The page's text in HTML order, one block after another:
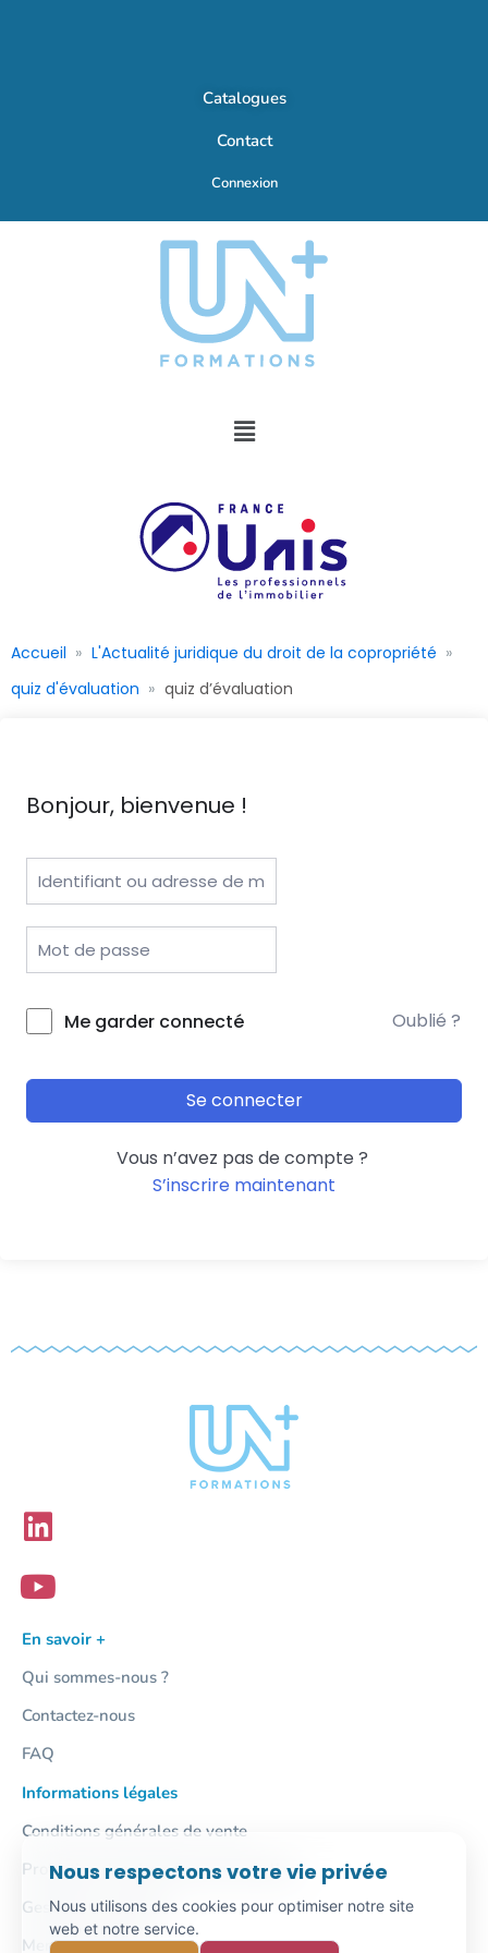
Catalogues
Contact
Connexion
Accueil
L'Actualité juridique du droit de la copropriété
quiz d'évaluation
quiz d’évaluation
Bonjour, bienvenue !
Me garder connecté Oublié ?
Se connecter
Vous n’avez pas de compte ?
S’inscrire maintenant
En savoir +
Qui sommes-nous ?
Contactez-nous
FAQ
Informations légales
Conditions générales de vente
Protection des données personnelles
Gestion des cookies
Mentions légales
Nous respectons votre vie privée
Nous utilisons des cookies pour optimiser notre site
web et notre service.